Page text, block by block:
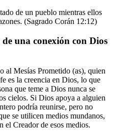
de un pueblo mientras ellos
(Sagrado Corán 12:12)
una conexión con Dios
al Mesías Prometido (as), quien
es la creencia en Dios, lo que
que teme a Dios nunca se
cielos. Si Dios apoya a alguien
podría reunirse, pero no
se utilicen medios mundanos,
el Creador de esos medios.